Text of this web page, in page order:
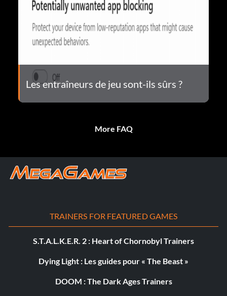
Les entraîneurs de jeu sont-ils sûrs ?
More FAQ
TRAINERS FOR FEATURED GAMES
S.T.A.L.K.E.R. 2 : Heart of Chornobyl Trainers
Dying Light : Les guides pour « The Beast »
DOOM : The Dark Ages Trainers